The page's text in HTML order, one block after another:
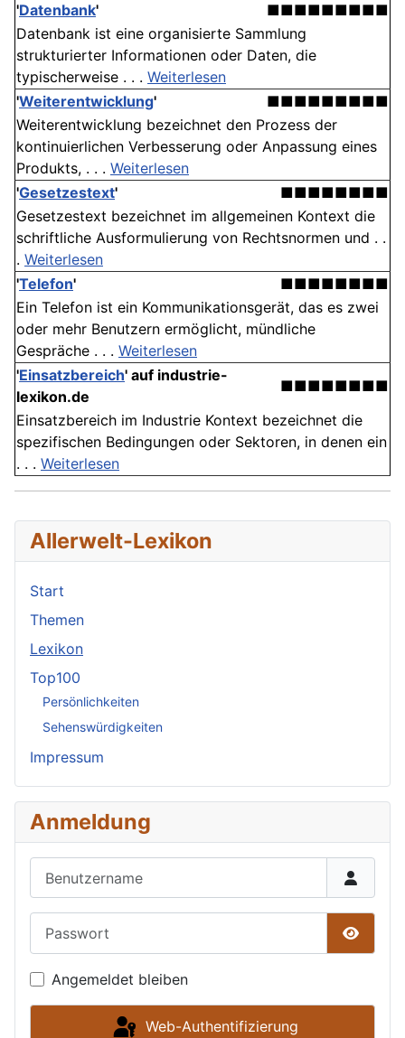
'Datenbank'
■■■■■■■■■
Datenbank ist eine organisierte Sammlung
strukturierter Informationen oder Daten, die
typischerweise . . . Weiterlesen
'Weiterentwicklung'
■■■■■■■■■
Weiterentwicklung bezeichnet den Prozess der
kontinuierlichen Verbesserung oder Anpassung eines
Produkts, . . . Weiterlesen
'Gesetzestext'
■■■■■■■■
Gesetzestext bezeichnet im allgemeinen Kontext die
schriftliche Ausformulierung von Rechtsnormen und . .
. Weiterlesen
'Telefon'
■■■■■■■■
Ein Telefon ist ein Kommunikationsgerät, das es zwei
oder mehr Benutzern ermöglicht, mündliche
Gespräche . . . Weiterlesen
'Einsatzbereich' auf industrie-
lexikon.de
■■■■■■■■
Einsatzbereich im Industrie Kontext bezeichnet die
spezifischen Bedingungen oder Sektoren, in denen ein
. . . Weiterlesen
Allerwelt-Lexikon
Start
Themen
Lexikon
Top100
Persönlichkeiten
Sehenswürdigkeiten
Impressum
Anmeldung
Angemeldet bleiben
Web-Authentifizierung